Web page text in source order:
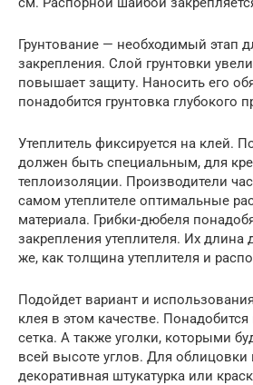
Грунтование — необходимый этап
закрепления. Слой грунтовки
повышает защиту. Наносить его
понадобится грунтовка глубокого
Утеплитель фиксируется на клей.
должен быть специальным, для
теплоизоляции. Производители
самом утеплителе оптимальные
материала. Грибки-дюбеля
закрепления утеплителя. Их длина
же, как толщина утеплителя и
Подойдет вариант и
клея в этом качестве.
сетка. А также уголки, которыми
всей высоте углов. Для облицовки
декоративная штукатурка или